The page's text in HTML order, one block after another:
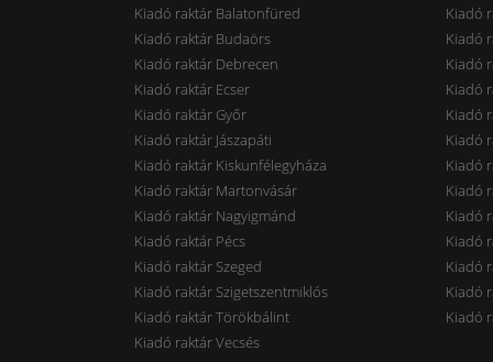
Kiadó raktár Balatonfüred
Kiadó
Kiadó raktár Budaörs
Kiadó
Kiadó raktár Debrecen
Kiadó
Kiadó raktár Ecser
Kiadó
Kiadó raktár Győr
Kiadó
Kiadó raktár Jászapáti
Kiadó
Kiadó raktár Kiskunfélegyháza
Kiadó
Kiadó raktár Martonvásár
Kiadó
Kiadó raktár Nagyigmánd
Kiadó
Kiadó raktár Pécs
Kiadó
Kiadó raktár Szeged
Kiadó
Kiadó raktár Szigetszentmiklós
Kiadó
Kiadó raktár Törökbálint
Kiadó
Kiadó raktár Vecsés